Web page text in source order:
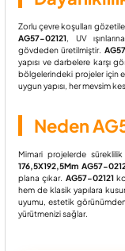
Zorlu çevre koşulları
AG57-02121, UV
gövdeden üretilmiştir.
yapısı ve darbelere karşı
bölgelerindeki projeler için
uygun yapısı, her mevsim
Neden
Mimari projelerde
176,5X192,5Mm AG57-
plana çıkar. AG57-02121
hem de klasik yapılara
uyumu, estetik
yürütmenizi sağlar.